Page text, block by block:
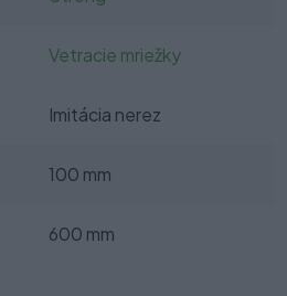
Vetracie mriežky
Imitácia nerez
100 mm
600 mm